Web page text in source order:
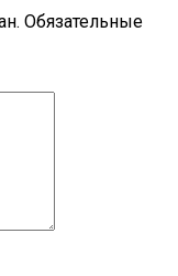
Обязательные